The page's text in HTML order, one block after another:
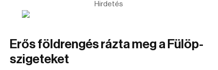
Hirdetés
Erős földrengés rázta meg a Fülöp-
szigeteket